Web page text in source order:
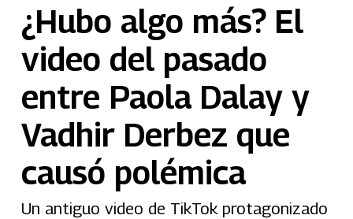
¿Hubo algo más? El
video del pasado
entre Paola Dalay y
Vadhir Derbez que
causó polémica
Un antiguo video de TikTok protagonizado